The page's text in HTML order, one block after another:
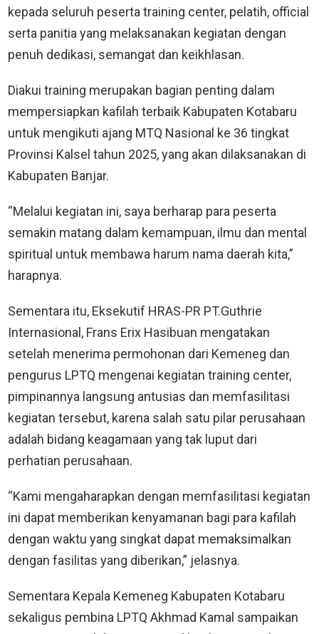
kepada seluruh peserta training center, pelatih, official
serta panitia yang melaksanakan kegiatan dengan
penuh dedikasi, semangat dan keikhlasan.
Diakui training merupakan bagian penting dalam
mempersiapkan kafilah terbaik Kabupaten Kotabaru
untuk mengikuti ajang MTQ Nasional ke 36 tingkat
Provinsi Kalsel tahun 2025, yang akan dilaksanakan di
Kabupaten Banjar.
“Melalui kegiatan ini, saya berharap para peserta
semakin matang dalam kemampuan, ilmu dan mental
spiritual untuk membawa harum nama daerah kita,”
harapnya.
Sementara itu, Eksekutif HRAS-PR PT.Guthrie
Internasional, Frans Erix Hasibuan mengatakan
setelah menerima permohonan dari Kemeneg dan
pengurus LPTQ mengenai kegiatan training center,
pimpinannya langsung antusias dan memfasilitasi
kegiatan tersebut, karena salah satu pilar perusahaan
adalah bidang keagamaan yang tak luput dari
perhatian perusahaan.
“Kami mengaharapkan dengan memfasilitasi kegiatan
ini dapat memberikan kenyamanan bagi para kafilah
dengan waktu yang singkat dapat memaksimalkan
dengan fasilitas yang diberikan,” jelasnya.
Sementara Kepala Kemeneg Kabupaten Kotabaru
sekaligus pembina LPTQ Akhmad Kamal sampaikan